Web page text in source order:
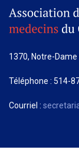
1370, Notre-Dame
Téléphone : 514-
Courriel :